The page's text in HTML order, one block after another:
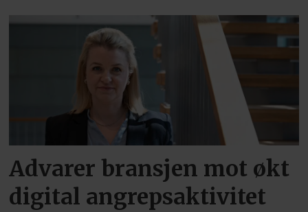
Advarer bransjen mot økt
digital angrepsaktivitet